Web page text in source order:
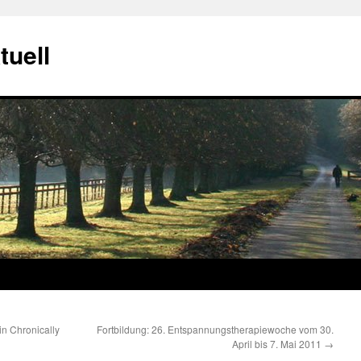
Chronically
Fortbildung: 26. Entspannungstherapiewoche vom 30.
April bis 7. Mai 2011 →